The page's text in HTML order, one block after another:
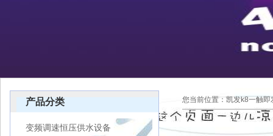
产品分类
变频调速恒压供水设备
您当前位置：凯发k8一触即